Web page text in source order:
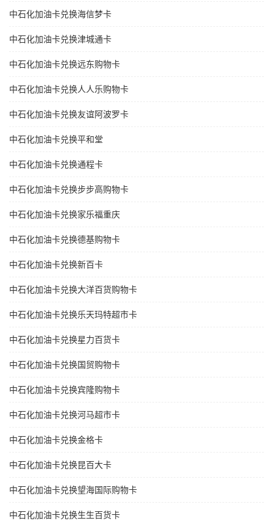
中石化加油卡兑换海信梦卡
中石化加油卡兑换津城通卡
中石化加油卡兑换远东购物卡
中石化加油卡兑换人人乐购物卡
中石化加油卡兑换友谊阿波罗卡
中石化加油卡兑换平和堂
中石化加油卡兑换通程卡
中石化加油卡兑换步步高购物卡
中石化加油卡兑换家乐福重庆
中石化加油卡兑换德基购物卡
中石化加油卡兑换新百卡
中石化加油卡兑换大洋百货购物卡
中石化加油卡兑换乐天玛特超市卡
中石化加油卡兑换星力百货卡
中石化加油卡兑换国贸购物卡
中石化加油卡兑换宾隆购物卡
中石化加油卡兑换河马超市卡
中石化加油卡兑换金格卡
中石化加油卡兑换昆百大卡
中石化加油卡兑换望海国际购物卡
中石化加油卡兑换生生百货卡